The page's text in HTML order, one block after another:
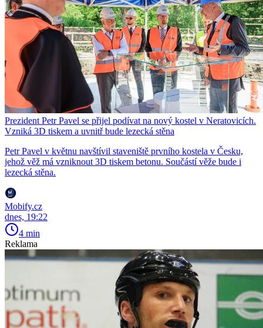
Prezident Petr Pavel se přijel podívat na nový kostel v Neratovicích.
Vzniká 3D tiskem a uvnitř bude lezecká stěna
Petr Pavel v květnu navštívil staveniště prvního kostela v Česku,
jehož věž má vzniknout 3D tiskem betonu. Součástí věže bude i
lezecká stěna.
Mobify.cz
dnes, 19:22
4 min
Reklama